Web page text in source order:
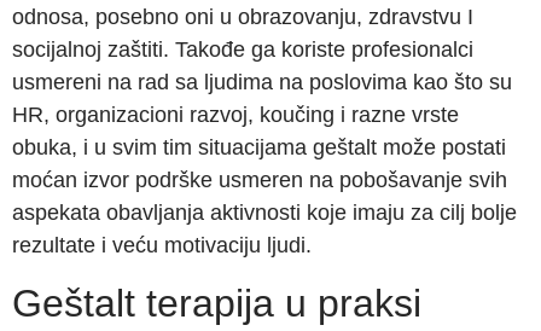
odnosa, posebno oni u obrazovanju, zdravstvu I
socijalnoj zaštiti. Takođe ga koriste profesionalci
usmereni na rad sa ljudima na poslovima kao što su
HR, organizacioni razvoj, koučing i razne vrste
obuka, i u svim tim situacijama geštalt može postati
moćan izvor podrške usmeren na pobošavanje svih
aspekata obavljanja aktivnosti koje imaju za cilj bolje
rezultate i veću motivaciju ljudi.
Geštalt terapija u praksi